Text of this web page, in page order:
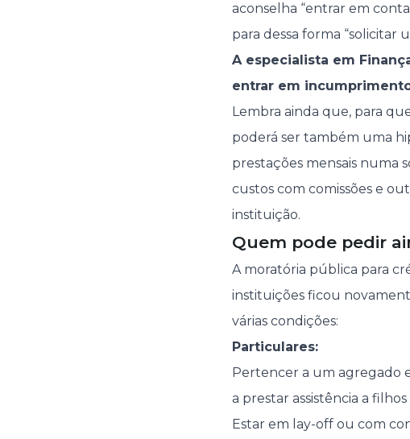
aconselha “entrar em
para dessa forma “solicitar
A especialista em
entrar em
Lembra ainda que, para
poderá ser também uma
prestações mensais numa
custos com comissões e
instituição.
Quem pode pedir
A moratória pública para
instituições ficou
várias condições:
Particulares:
Pertencer a um agregado
a prestar assistência a filhos
Estar em lay-off ou com